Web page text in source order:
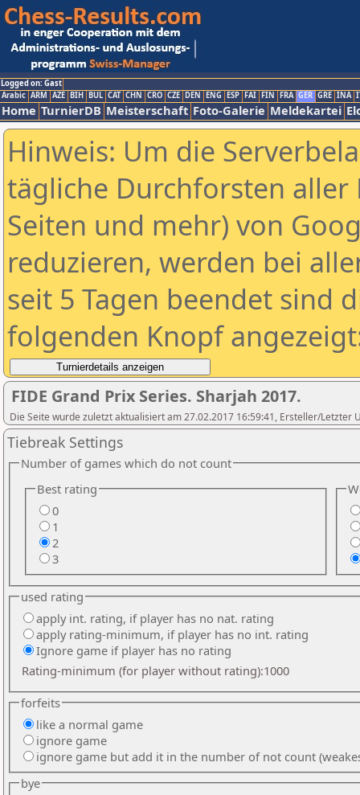
Logged on: Gast
Arabic ARM AZE BIH BUL CAT CHN CRO CZE DEN ENG ESP FAI FIN FRA GER GRE INA
Home TurnierDB Meisterschaft Foto-Galerie Meldekartei
Hinweis: Um die
tägliche Durchforsten aller
Seiten und mehr) von
reduzieren, werden bei
seit 5 Tagen beendet sind
folgenden Knopf
FIDE Grand Prix Series. Sharjah 2017.
Die Seite wurde zuletzt aktualisiert am 27.02.2017 16:59:41, Ersteller/Letzter
Tiebreak Settings
Number of games which do not count
Best rating
0
1
2
3
used rating
apply int. rating, if player has no nat. rating
apply rating-minimum, if player has no int. rating
Ignore game if player has no rating
Rating-minimum (for player without rating):1000
forfeits
like a normal game
ignore game
ignore game but add it in the number of not count
bye